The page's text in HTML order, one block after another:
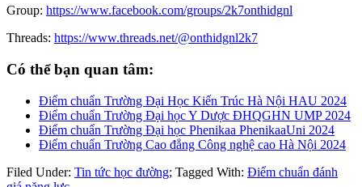
Group: https://www.facebook.com/groups/2k7onthidgnl
Threads: https://www.threads.net/@onthidgnl2k7
Có thể bạn quan tâm:
Điểm chuẩn Trường Đại Học Kiến Trúc Hà Nội HAU 2024
Điểm chuẩn Trường Đại học Y Dược ĐHQGHN UMP 2024
Điểm chuẩn Trường Đại học Phenikaa PhenikaaUni 2024
Điểm chuẩn Trường Cao đẳng Công nghệ cao Hà Nội 2024
Filed Under: Tin tức học đường; Tagged With: Điểm chuẩn đánh